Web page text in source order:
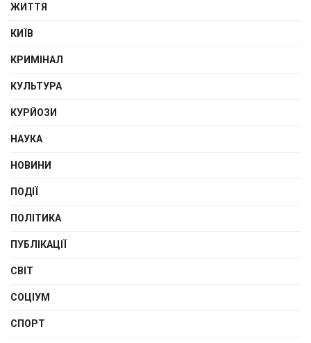
ЖИТТЯ
КИЇВ
КРИМІНАЛ
КУЛЬТУРА
КУРЙОЗИ
НАУКА
НОВИНИ
ПОДІЇ
ПОЛІТИКА
ПУБЛІКАЦІЇ
СВІТ
СОЦІУМ
СПОРТ